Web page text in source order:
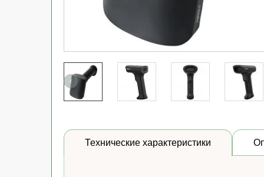
Технические характеристики